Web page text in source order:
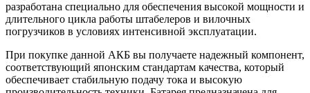
разработана специально для обеспечения высокой мощности и
длительного цикла работы штабелеров и вилочных
погрузчиков в условиях интенсивной эксплуатации.
При покупке данной АКБ вы получаете надежный компонент,
соответствующий японским стандартам качества, который
обеспечивает стабильную подачу тока и высокую